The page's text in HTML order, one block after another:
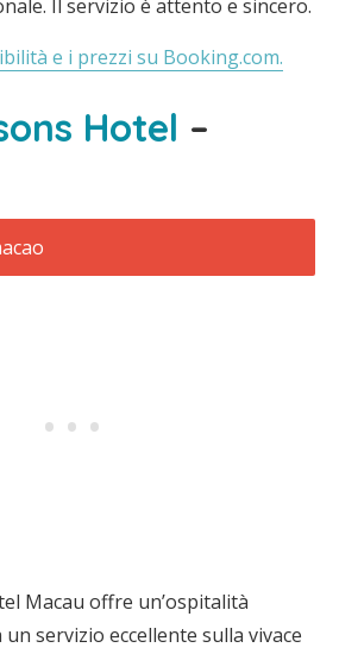
Il servizio è attento e sincero.
e i prezzi su Booking.com.
Hotel –
Macau offre un’ospitalità
servizio eccellente sulla vivace